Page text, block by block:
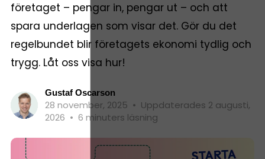
företaget – pengar in, pengar ut – och att
spara underlagen som visar det. Gör du det
regelbundet blir företagets ekonomi tydlig och
trygg. Låt oss visa hur!
Gustaf Oscarson
28 november, 2025 • Uppdaterades 2 augusti,
2026 • 6 minuters läsning